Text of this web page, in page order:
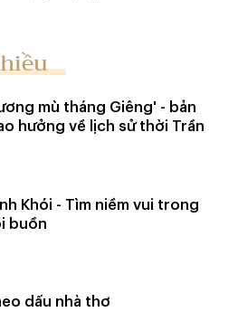
mù tháng Giêng' - bản
hưởng về lịch sử thời Trần
Khói - Tìm niềm vui trong
buồn
dấu nhà thơ